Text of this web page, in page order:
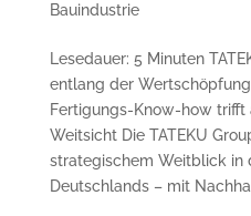
Bauindustrie
Lesedauer: 5 Minuten
entlang der
Fertigungs-Know-how trifft
Weitsicht Die TATEKU
strategischem Weitblick in
Deutschlands – mit